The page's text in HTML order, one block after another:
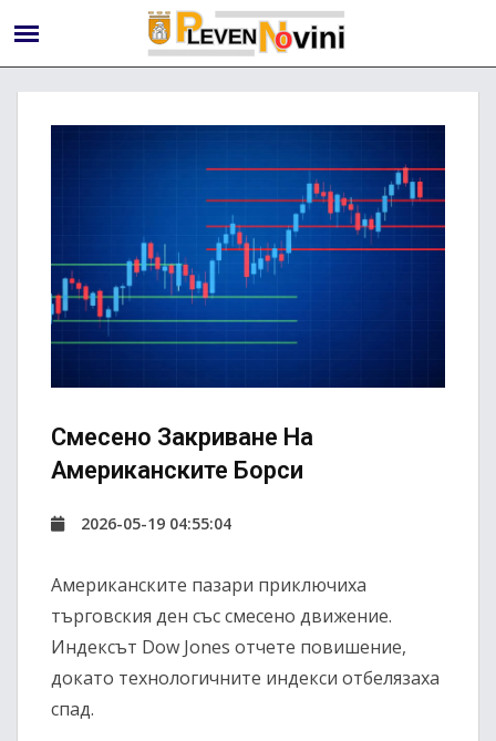
Смесено Закриване На
Американските Борси
2026-05-19 04:55:04
Американските пазари приключиха
търговския ден със смесено движение.
Индексът Dow Jones отчете повишение,
докато технологичните индекси отбелязаха
спад.